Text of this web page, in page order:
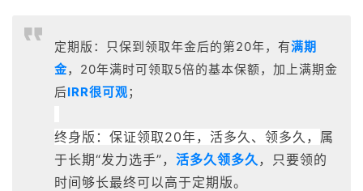
定期版：只保到领取年金后的第20年， 有满期
金，20年满时可领取5倍的基本保额，加上满期金
后IRR很可观；
终身版：保证领取20年，活多久、领多久， 属
于长期“发力选手”， 活多久领多久 ，只要领的
时间够长最终可以高于定期版。